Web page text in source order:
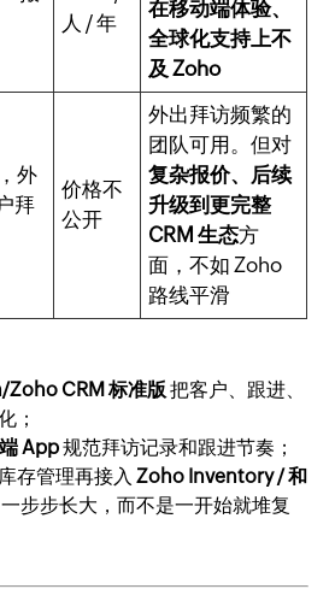
人 / 年
在移动端体验、
全球化支持上不
及 Zoho
外
拜
价格不
公开
外出拜访频繁的
团队可用。但对
复杂报价、后续
升级到更完整
CRM 生态方
面，不如 Zoho
路线平滑
CRM 标准版 把客户、跟进、
；
App规范拜访记录和跟进节奏；
存管理再接入Zoho Inventory / 和
步步长大，而不是一开始就堆复